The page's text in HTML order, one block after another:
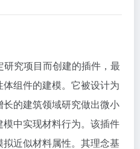
研究项目而创建的插件，最
组件的建模。它被设计为
的建筑领域研究做出微小
中实现材料行为。该插件
近似材料属性。其理念基